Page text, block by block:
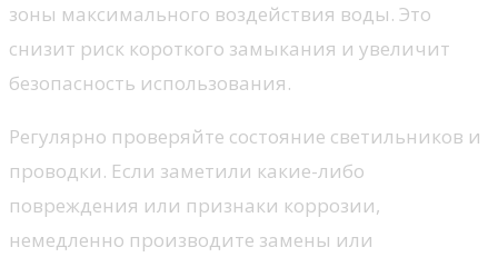
зоны максимального воздействия воды. Это
снизит риск короткого замыкания и увеличит
безопасность использования.
Регулярно проверяйте состояние светильников и
проводки. Если заметили какие-либо
повреждения или признаки коррозии,
немедленно производите замены или